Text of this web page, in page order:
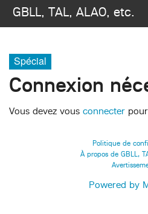
GBLL, TAL, ALAO, etc.
Rechercher
Spécial
Connexion
Vous devez vous connecter
Politique de
À propos de GBLL,
Powered by